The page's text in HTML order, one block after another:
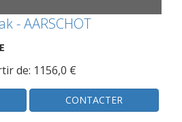
- AARSCHOT
de: 1156,0 €
CONTACTER